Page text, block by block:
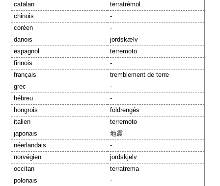
catalan
terratrèmol
chinois
-
coréen
-
danois
jordskælv
espagnol
terremoto
finnois
-
français
tremblement de terre
grec
-
hébreu
-
hongrois
földrengés
italien
terremoto
japonais
地震
néerlandais
-
norvégien
jordskjelv
occitan
terratrema
polonais
-